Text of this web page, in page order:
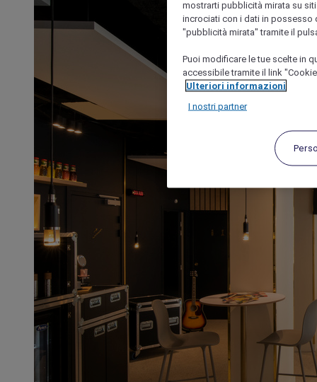
mostrarti pubblicità mirata su
incrociati con i dati in possesso
"pubblicità mirata" tramite il
Puoi modificare le tue scelte in
accessibile tramite il link
Ulteriori informazioni
I nostri partner